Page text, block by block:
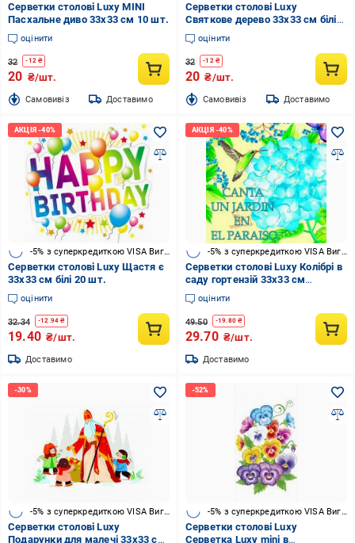
Серветки столові Luxy MINI
Пасхальне диво 33х33 см 10 шт.
оцінити
32 -12 ₴
20 ₴/шт.
Cамовивіз Доставимо
Серветки столові Luxy
Святкове дерево 33х33 см білі
10 шт.
оцінити
32 -12₴
20 ₴/шт.
Cамовивіз Доставимо
-5% з суперкредиткою VISA Вигода
Серветки столові Luxy Щастя є
33х33 см білі 20 шт.
оцінити
32.34 -12.94 ₴
19.40 ₴/шт.
Доставимо
Серветки столові Luxy Колібрі в
саду гортензій 33х33 см
мультиколор 18 шт.
оцінити
49.50 -19.80 ₴
29.70 ₴/шт.
Доставимо
-5% з суперкредиткою VISA Вигода
Серветки столові Luxy
Подарунки для малечі 33х33 см
Серветки столові Luxy
Серветка Luxy mini в